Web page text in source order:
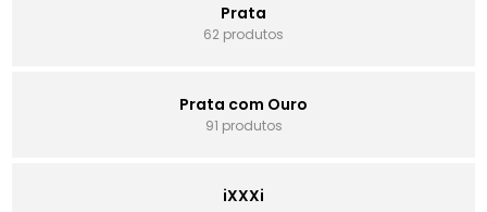
Prata
62 produtos
Prata com Ouro
91 produtos
iXXXi